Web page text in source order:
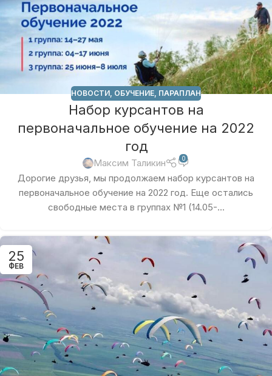
НОВОСТИ ОБУЧЕНИЕ ПАРАПЛАН
Набор курсантов на
первоначальное обучение на 2022
год
Максим Таликин 0
Дорогие друзья, мы продолжаем набор курсантов на
первоначальное обучение на 2022 год. Еще остались
свободные места в группах №1 (14.05-...
25
ФЕВ